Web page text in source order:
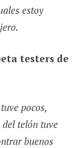
estoy
testers de
pocos,
del telón tuve
buenos